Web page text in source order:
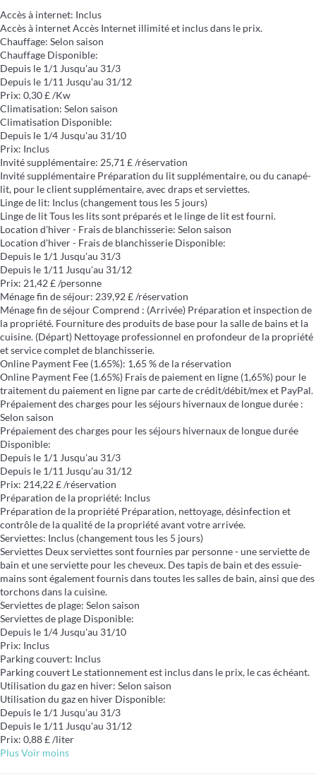
Accès à internet: Inclus
Accès à internetAccès Internet illimité et inclus dans le prix.
Chauffage: Selon saison
Chauffage Disponible:
Depuis le 1/1 Jusqu'au 31/3
Depuis le 1/11 Jusqu'au 31/12
Prix: 0,30 £ /Kw
Climatisation: Selon saison
Climatisation Disponible:
Depuis le 1/4 Jusqu'au 31/10
Prix: Inclus
Invité supplémentaire: 25,71 £ /réservation
Invité supplémentaire Préparation du lit supplémentaire, ou du canapé-
lit, pour le client supplémentaire, avec draps et serviettes.
Linge de lit: Inclus (changement tous les 5 jours)
Linge de litTous les lits sont préparés et le linge de lit est fourni.
Location d'hiver - Frais de blanchisserie: Selon saison
Location d'hiver - Frais de blanchisserie Disponible:
Depuis le 1/1 Jusqu'au 31/3
Depuis le 1/11 Jusqu'au 31/12
Prix: 21,42 £ /personne
Ménage fin de séjour: 239,92 £ /réservation
Ménage fin de séjourComprend : (Arrivée) Préparation et inspection de
la propriété. Fourniture des produits de base pour la salle de bains et la
cuisine. (Départ) Nettoyage professionnel en profondeur de la propriété
et service complet de blanchisserie.
Online Payment Fee (1.65%): 1,65 % de la réservation
Online Payment Fee (1.65%) Frais de paiement en ligne (1,65%) pour le
traitement du paiement en ligne par carte de crédit/débit/mex et PayPal.
Prépaiement des charges pour les séjours hivernaux de longue durée :
Selon saison
Prépaiement des charges pour les séjours hivernaux de longue durée
Disponible:
Depuis le 1/1 Jusqu'au 31/3
Depuis le 1/11 Jusqu'au 31/12
Prix: 214,22 £ /réservation
Préparation de la propriété: Inclus
Préparation de la propriété Préparation, nettoyage, désinfection et
contrôle de la qualité de la propriété avant votre arrivée.
Serviettes: Inclus (changement tous les 5 jours)
Serviettes Deux serviettes sont fournies par personne - une serviette de
bain et une serviette pour les cheveux. Des tapis de bain et des essuie-
mains sont également fournis dans toutes les salles de bain, ainsi que des
torchons dans la cuisine.
Serviettes de plage: Selon saison
Serviettes de plage Disponible:
Depuis le 1/4 Jusqu'au 31/10
Prix: Inclus
Parking couvert: Inclus
Parking couvert Le stationnement est inclus dans le prix, le cas échéant.
Utilisation du gaz en hiver: Selon saison
Utilisation du gaz en hiver Disponible:
Depuis le 1/1 Jusqu'au 31/3
Depuis le 1/11 Jusqu'au 31/12
Prix: 0,88 £ /liter
PlusVoir moins